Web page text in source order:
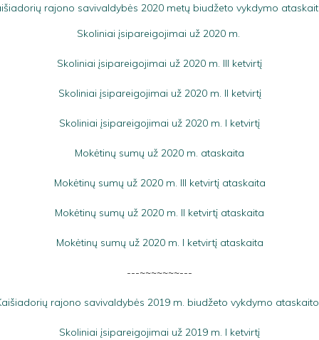
rajono savivaldybės 2020 metų biudžeto vykdymo
Skoliniai įsipareigojimai už 2020 m.
Skoliniai įsipareigojimai už 2020 m. III ketvirtį
Skoliniai įsipareigojimai už 2020 m. II ketvirtį
Skoliniai įsipareigojimai už 2020 m. I ketvirtį
Mokėtinų sumų už 2020 m. ataskaita
Mokėtinų sumų už 2020 m. III ketvirtį ataskaita
Mokėtinų sumų už 2020 m. II ketvirtį ataskaita
Mokėtinų sumų už 2020 m. I ketvirtį ataskaita
---~~~~~~~---
rajono savivaldybės 2019 m. biudžeto vykdymo
Skoliniai įsipareigojimai už 2019 m. I ketvirtį